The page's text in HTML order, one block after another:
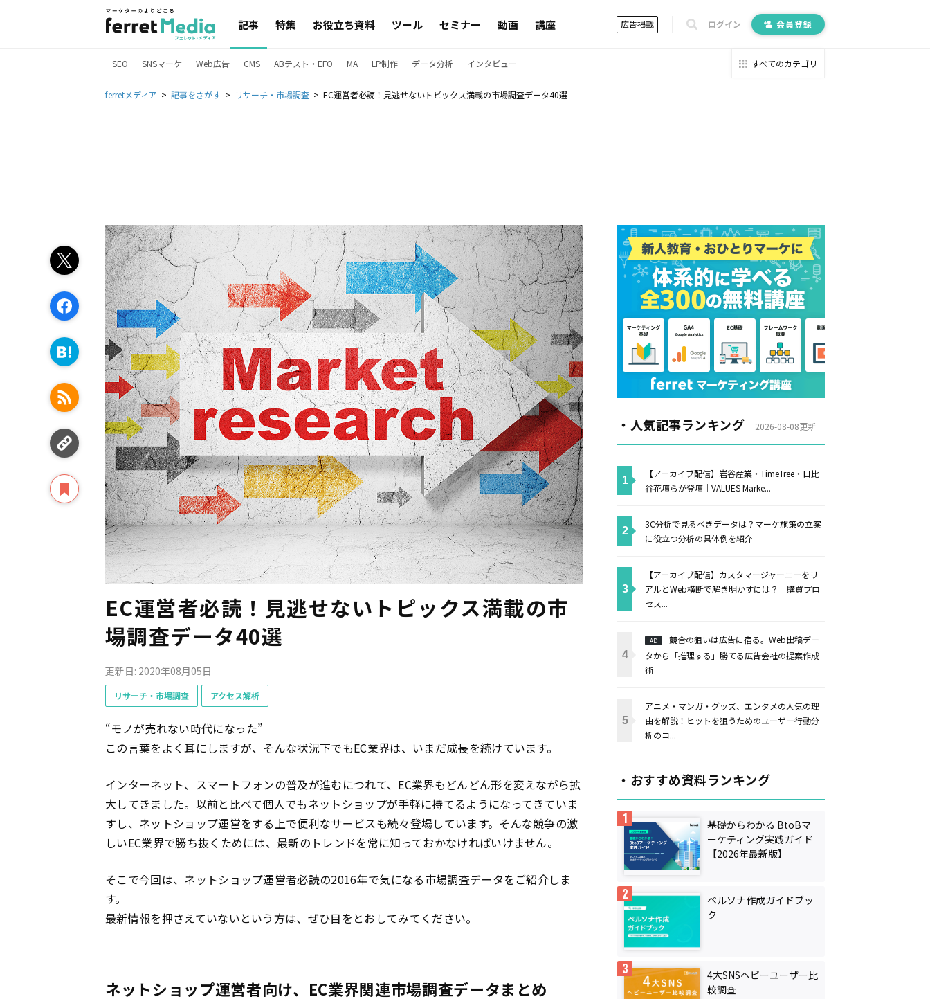
記事 特集 お役立ち資料 ツール セミナー 動画 講座 広告掲載 ログイン 会員登録
SEO SNSマーケ Web広告 CMS ABテスト・EFO MA LP制作 データ分析 インタビュー すべてのカテゴリ
ferretメディア 記事をさがす リサーチ・市場調査 EC運営者必読！見逃せないトピックス満載の市場調査データ40選
EC運営者必読！見逃せないトピックス満載の市
場調査データ40選
更新日: 2020年08月05日
リサーチ・市場調査 アクセス解析
“モノが売れない時代になった”
この言葉をよく耳にしますが、そんな状況下でもEC業界は、いまだ成長を続けています。
インターネット、スマートフォンの普及が進むにつれて、EC業界もどんどん形を変えながら拡
大してきました。以前と比べて個人でもネットショップが手軽に持てるようになってきていま
すし、ネットショップ運営をする上で便利なサービスも続々登場しています。そんな競争の激
しいEC業界で勝ち抜くためには、最新のトレンドを常に知っておかなければいけません。
そこで今回は、ネットショップ運営者必読の2016年で気になる市場調査データをご紹介しま
す。
最新情報を押さえていないという方は、ぜひ目をとおしてみてください。
ネットショップ運営者向け、EC業界関連市場調査データまとめ
・人気記事ランキング 2026-08-08更新
【アーカイブ配信】岩谷産業・TimeTree・日比
谷花壇らが登壇｜VALUES Marke...
3C分析で見るべきデータは？マーケ施策の立案
に役立つ分析の具体例を紹介
【アーカイブ配信】カスタマージャーニーをリ
アルとWeb横断で解き明かすには？｜購買プロ
セス...
AD
競合の狙いは広告に宿る。Web出稿デー
タから「推理する」勝てる広告会社の提案作成
術
アニメ・マンガ・グッズ、エンタメの人気の理
由を解説！ヒットを狙うためのユーザー行動分
析のコ...
・おすすめ資料ランキング
基礎からわかる BtoBマ
ーケティング実践ガイド
【2026年最新版】
ペルソナ作成ガイドブッ
ク
4大SNSヘビーユーザー比
較調査